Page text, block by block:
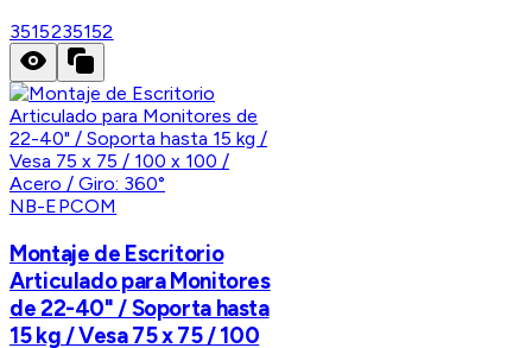
3515235152
NB-EPCOM
Montaje de Escritorio
Articulado para Monitores
de 22-40" / Soporta hasta
15 kg / Vesa 75 x 75 / 100